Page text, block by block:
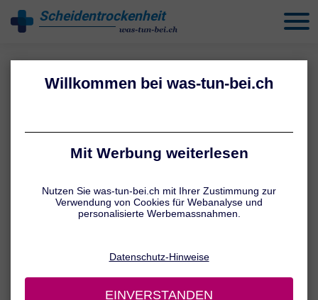
Scheidentrockenheitbehandeln
Über uns – behandeln.de
evidenzbasierte Informationen zu verschiedenen Krankheitsbildern
Wissen über Ursachen, Symptome, Diagnostik und
aktuellen wissenschaftlichen Erkenntnissen und anerkannten
Leitlinien, um Ihnen zuverlässige Inhalte bereitzustellen.
Unsere Mission